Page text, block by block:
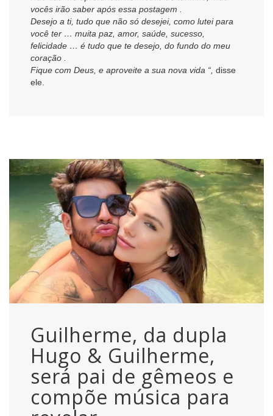
vocês irão saber após essa postagem .
Desejo a ti, tudo que não só desejei, como lutei para
você ter … muita paz, amor, saúde, sucesso,
felicidade … é tudo que te desejo, do fundo do meu
coração .
Fique com Deus, e aproveite a sua nova vida “, disse
ele.
Guilherme, da dupla
Hugo & Guilherme,
será pai de gêmeos e
compõe música para